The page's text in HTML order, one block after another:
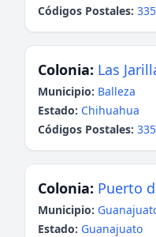
Códigos Postales:
Colonia: Las
Municipio: Balleza
Estado: Chihuahua
Códigos Postales:
Colonia: Puerto
Municipio:
Estado: Guanajuato